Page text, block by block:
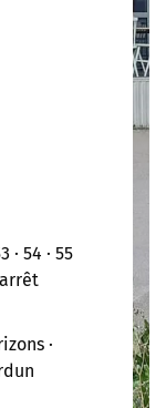
· 54 · 55
·